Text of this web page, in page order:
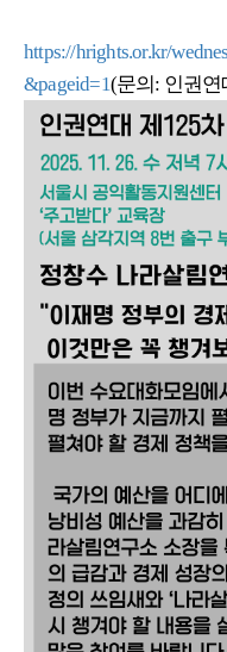
https://hrights.or.kr/
&pageid=1(문의: 인권연